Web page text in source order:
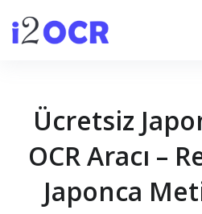
Ücretsiz
OCR Aracı –
Japonca